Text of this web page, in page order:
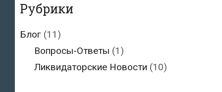
Рубрики
Блог (11)
Вопросы-Ответы (1)
Ликвидаторские Новости (10)